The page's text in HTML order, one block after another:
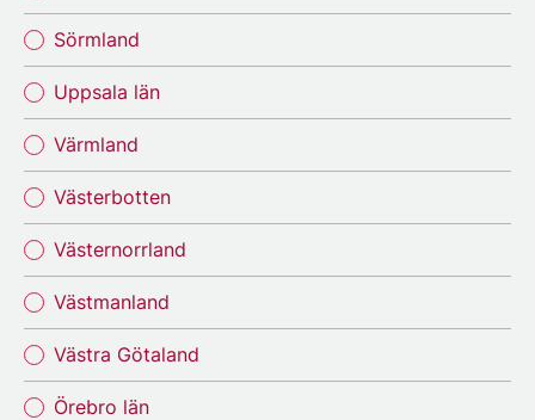
Sörmland
Uppsala län
Värmland
Västerbotten
Västernorrland
Västmanland
Västra Götaland
Örebro län